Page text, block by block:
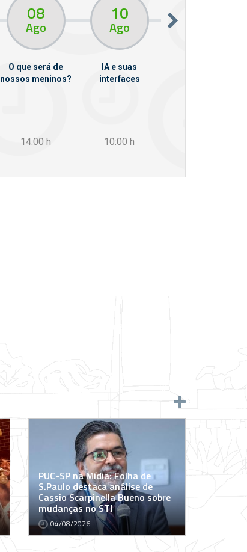
08
Ago
O que será de
nossos meninos?
14:00 h
10
Ago
IA e suas
interfaces
10:00 h
PUC-SP na Mídia: Folha de
S.Paulo destaca análise de
Cassio Scarpinella Bueno sobre
mudanças no STJ
04/08/2026